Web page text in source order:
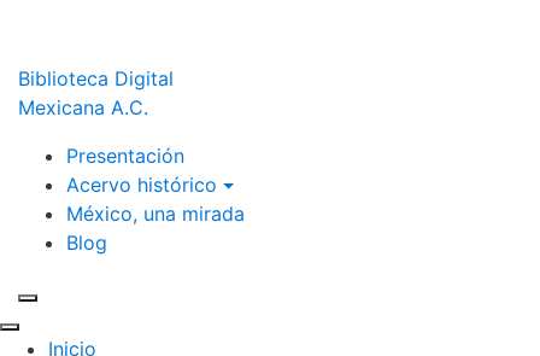
Biblioteca Digital
Mexicana A.C.
Presentación
Acervo histórico
México, una mirada
Blog
Inicio